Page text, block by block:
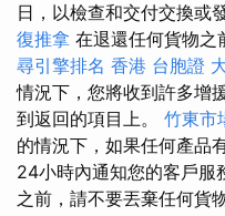
日，以檢查和交付交換或
復推拿 在退還任何貨物之
尋引擎排名 香港 台胞證
情況下，您將收到許多增
到返回的項目上。 竹東市
的情況下，如果任何產品
24小時內通知您的客戶服
之前，請不要丟棄任何貨